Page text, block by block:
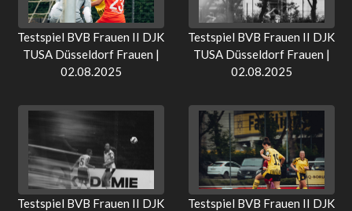
Testspiel BVB Frauen II DJK
TUSA Düsseldorf Frauen |
02.08.2025
Testspiel BVB Frauen II DJK
TUSA Düsseldorf Frauen |
02.08.2025
Testspiel BVB Frauen II DJK
Testspiel BVB Frauen II DJK